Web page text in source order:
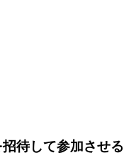
待して参加させる